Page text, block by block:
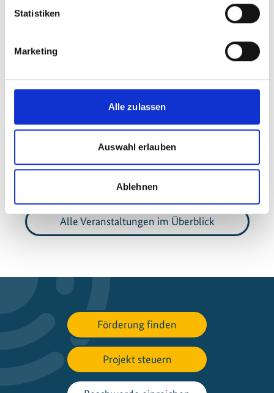
Statistiken
Marketing
Alle zulassen
Auswahl erlauben
Ablehnen
Thematischer Trust Fund - Biodiversitäts- und
Ökosystemleistungsnetzwerk (BES-Net) Phase II
Alle Veranstaltungen im Überblick
Förderung finden
Projekt steuern